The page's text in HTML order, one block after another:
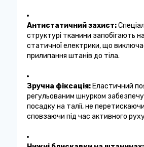
Антистатичний захист:
структурі тканини запобігають
статичної електрики, що
прилипання штанів до тіла.
Зручна фіксація:Еластичний
регульованим шнурком
посадку на талії, не
сповзаючи під час активного